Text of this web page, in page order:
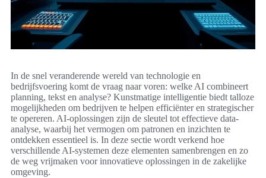
In de snel veranderende wereld van technologie en
bedrijfsvoering komt de vraag naar voren: welke AI combineert
planning, tekst en analyse? Kunstmatige intelligentie biedt talloze
mogelijkheden om bedrijven te helpen efficiënter en strategischer
te opereren. AI-oplossingen zijn de sleutel tot effectieve data-
analyse, waarbij het vermogen om patronen en inzichten te
ontdekken essentieel is. In deze sectie wordt verkend hoe
verschillende AI-systemen deze elementen samenbrengen en zo
de weg vrijmaken voor innovatieve oplossingen in de zakelijke
omgeving.